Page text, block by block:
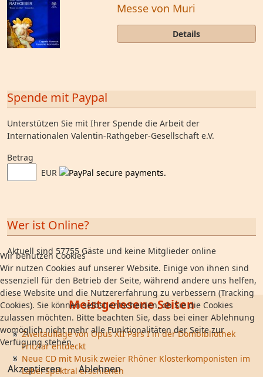
Messe von Muri
Details
Spende mit Paypal
Unterstützen Sie mit Ihrer Spende die Arbeit der
Internationalen Valentin-Rathgeber-Gesellschaft e.V.
Betrag
EUR
Wer ist Online?
Aktuell sind 57755 Gäste und keine Mitglieder online
Meistgelesene Seiten
Zweitauflage von Opus XII Pars I in der Dombibliothek
Fritzlar entdeckt
Neue CD mit Musik zweier Rhöner Klosterkomponisten im
Label Spektral erschienen
Wir benutzen Cookies
Wir nutzen Cookies auf unserer Website. Einige von ihnen sind
essenziell für den Betrieb der Seite, während andere uns helfen,
diese Website und die Nutzererfahrung zu verbessern (Tracking
Cookies). Sie können selbst entscheiden, ob Sie die Cookies
zulassen möchten. Bitte beachten Sie, dass bei einer Ablehnung
womöglich nicht mehr alle Funktionalitäten der Seite zur
Verfügung stehen.
Akzeptieren Ablehnen